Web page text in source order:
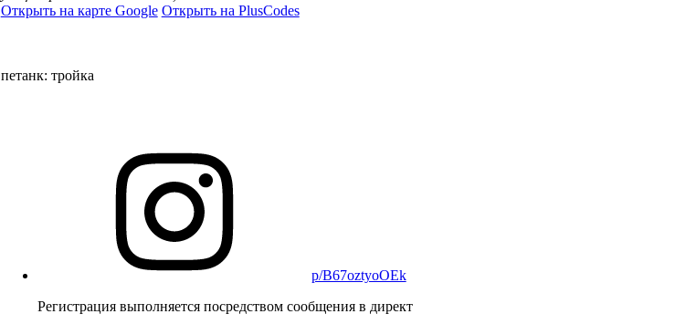
Открыть на карте Google Открыть на PlusCodes
петанк: тройка
p/B67oztyoOEk
Регистрация выполняется посредством сообщения в директ